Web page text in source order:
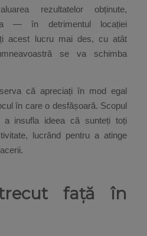
rezultatelor obținute,
— în detrimentul locației
acest lucru mai des, cu atât
se va schimba
că apreciați în mod egal
în care o desfășoară. Scopul
a insufla ideea că sunteți toți
lucrând pentru a atinge
față în